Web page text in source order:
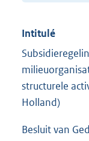
Intitulé
structurele
Holland)
Besluit van